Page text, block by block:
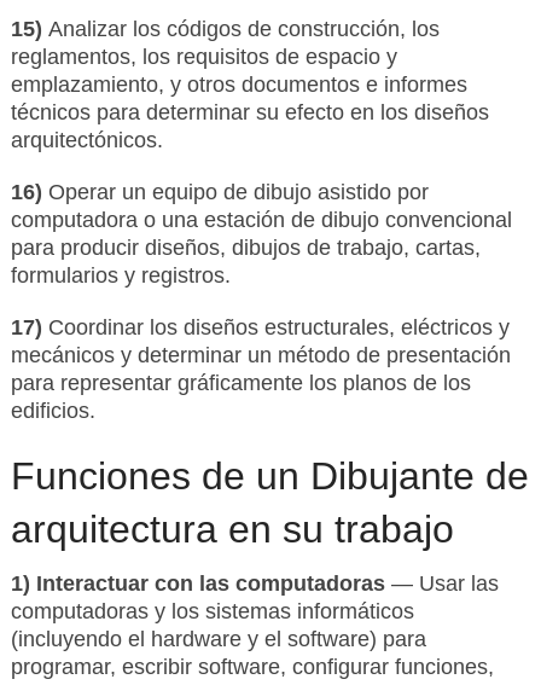
15) Analizar los códigos de construcción, los
reglamentos, los requisitos de espacio y
emplazamiento, y otros documentos e informes
técnicos para determinar su efecto en los diseños
arquitectónicos.
16) Operar un equipo de dibujo asistido por
computadora o una estación de dibujo convencional
para producir diseños, dibujos de trabajo, cartas,
formularios y registros.
17) Coordinar los diseños estructurales, eléctricos y
mecánicos y determinar un método de presentación
para representar gráficamente los planos de los
edificios.
Funciones de un Dibujante de
arquitectura en su trabajo
1) Interactuar con las computadoras— Usar las
computadoras y los sistemas informáticos
(incluyendo el hardware y el software) para
programar, escribir software, configurar funciones,